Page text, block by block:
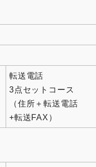
転送電話
3点セットコース
（住所＋転送電話
+転送FAX）